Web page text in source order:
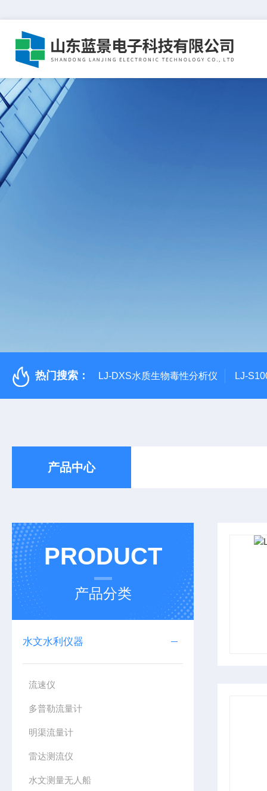
热门搜索： LJ-DXS水质生物毒性分析仪 LJ-
产品中心
PRODUCT
产品分类
水文水利仪器
流速仪
多普勒流量计
明渠流量计
雷达测流仪
水文测量无人船